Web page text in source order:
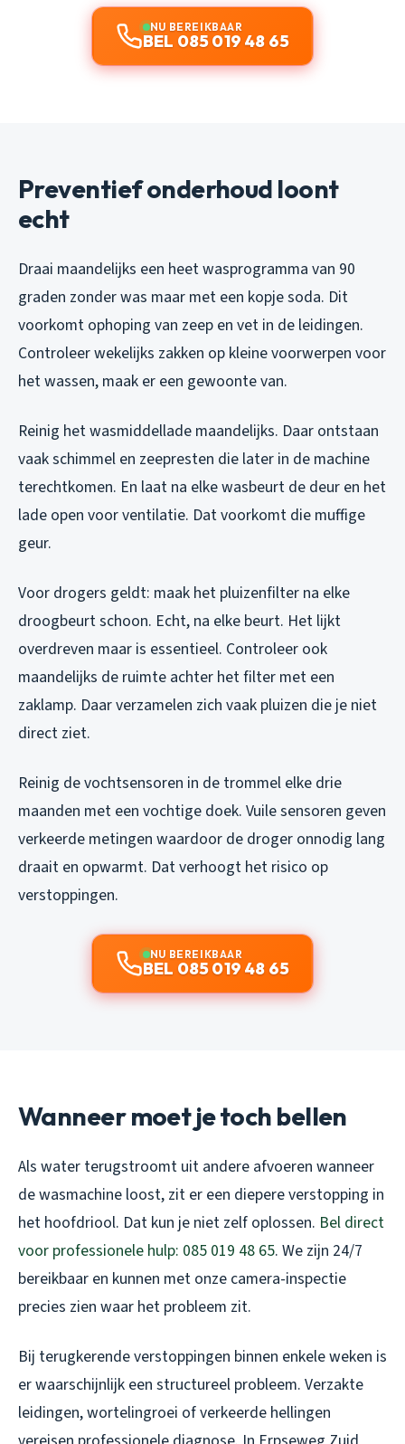
NU BEREIKBAAR
BEL 085 019 48 65
Preventief onderhoud loont
echt
Draai maandelijks een heet wasprogramma van 90
graden zonder was maar met een kopje soda. Dit
voorkomt ophoping van zeep en vet in de leidingen.
Controleer wekelijks zakken op kleine voorwerpen voor
het wassen, maak er een gewoonte van.
Reinig het wasmiddellade maandelijks. Daar ontstaan
vaak schimmel en zeepresten die later in de machine
terechtkomen. En laat na elke wasbeurt de deur en het
lade open voor ventilatie. Dat voorkomt die muffige
geur.
Voor drogers geldt: maak het pluizenfilter na elke
droogbeurt schoon. Echt, na elke beurt. Het lijkt
overdreven maar is essentieel. Controleer ook
maandelijks de ruimte achter het filter met een
zaklamp. Daar verzamelen zich vaak pluizen die je niet
direct ziet.
Reinig de vochtsensoren in de trommel elke drie
maanden met een vochtige doek. Vuile sensoren geven
verkeerde metingen waardoor de droger onnodig lang
draait en opwarmt. Dat verhoogt het risico op
verstoppingen.
NU BEREIKBAAR
BEL 085 019 48 65
Wanneer moet je toch bellen
Als water terugstroomt uit andere afvoeren wanneer
de wasmachine loost, zit er een diepere verstopping in
het hoofdriool. Dat kun je niet zelf oplossen. Bel direct
voor professionele hulp: 085 019 48 65. We zijn 24/7
bereikbaar en kunnen met onze camera-inspectie
precies zien waar het probleem zit.
Bij terugkerende verstoppingen binnen enkele weken is
er waarschijnlijk een structureel probleem. Verzakte
leidingen, wortelingroei of verkeerde hellingen